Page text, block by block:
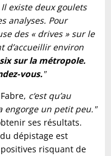
existe deux goulets
analyses. Pour
des « drives » sur le
d’accueillir environ
sur la métropole.
vous."
c‘est qu’au
engorge un petit peu."
ses résultats.
dépistage est
risquant de